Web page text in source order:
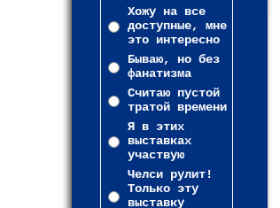
Хожу на все
доступные, мне
это интересно
Бываю, но без
фанатизма
Считаю пустой
тратой времени
Я в этих
выставках
участвую
Челси рулит!
Только эту
выставку